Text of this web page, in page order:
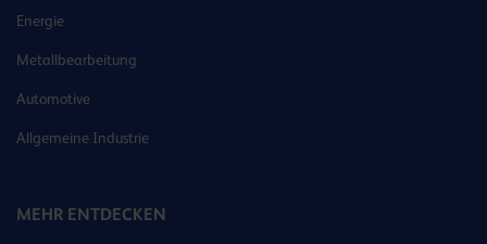
Energie
Metallbearbeitung
Automotive
Allgemeine Industrie
MEHR ENTDECKEN